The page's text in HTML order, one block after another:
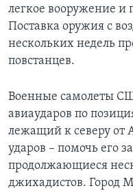
легкое вооружение и
Поставка оружия с
нескольких недель
повстанцев.
Военные самолеты
авиаударов по
лежащий к северу от
ударов – помочь его
продолжающиеся
джихадистов. Город